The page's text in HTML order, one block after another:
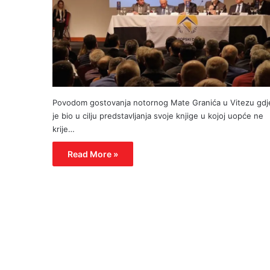
Povodom gostovanja notornog Mate Granića u Vitezu
je bio u cilju predstavljanja svoje knjige u kojoj uopće ne
krije…
Read More »